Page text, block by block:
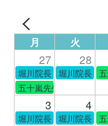
月
火
27 28
堀川院長 堀川院長
五十嵐先生
3 4
堀川院長 堀川院長